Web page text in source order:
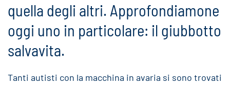
quella degli altri. Approfondiamone
oggi uno in particolare: il giubbotto
salvavita.
Tanti autisti con la macchina in avaria si sono trovati